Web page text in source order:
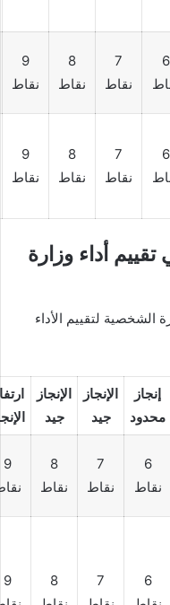
6
7
نقاط
8
نقاط
9
نقاط
6
7
نقاط
8
نقاط
9
نقاط
أداء وزارة
الشخصية لتقييم الأداء
إنجاز
محدود
الإنجاز
جيد
الإنجاز
جيد
6
نقاط
7
نقاط
8
نقاط
9
6
7
8
9